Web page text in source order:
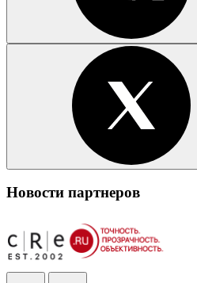
Новости партнеров